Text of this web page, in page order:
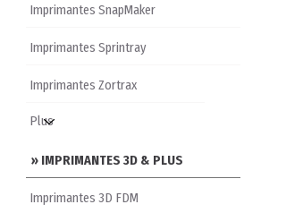
Imprimantes SnapMaker
Imprimantes Sprintray
Imprimantes Zortrax
» IMPRIMANTES 3D & PLUS
Imprimantes 3D FDM